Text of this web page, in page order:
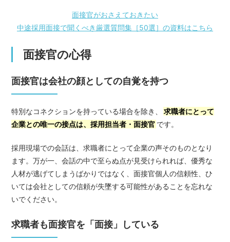
面接官がおさえておきたい
中途採用面接で聞くべき厳選質問集［50選］の資料はこちら
面接官の心得
面接官は会社の顔としての自覚を持つ
特別なコネクションを持っている場合を除き、
求職者にとって
企業との唯一の接点は、採用担当者・面接官 です。
採用現場での会話は、求職者にとって企業の声そのものとなり
ます。万が一、会話の中で至らぬ点が見受けられれば、優秀な
人材が逃げてしまうばかりではなく、面接官個人の信頼性、ひ
いては会社としての信頼が失墜する可能性があることを忘れな
いでください。
求職者も面接官を「面接」している